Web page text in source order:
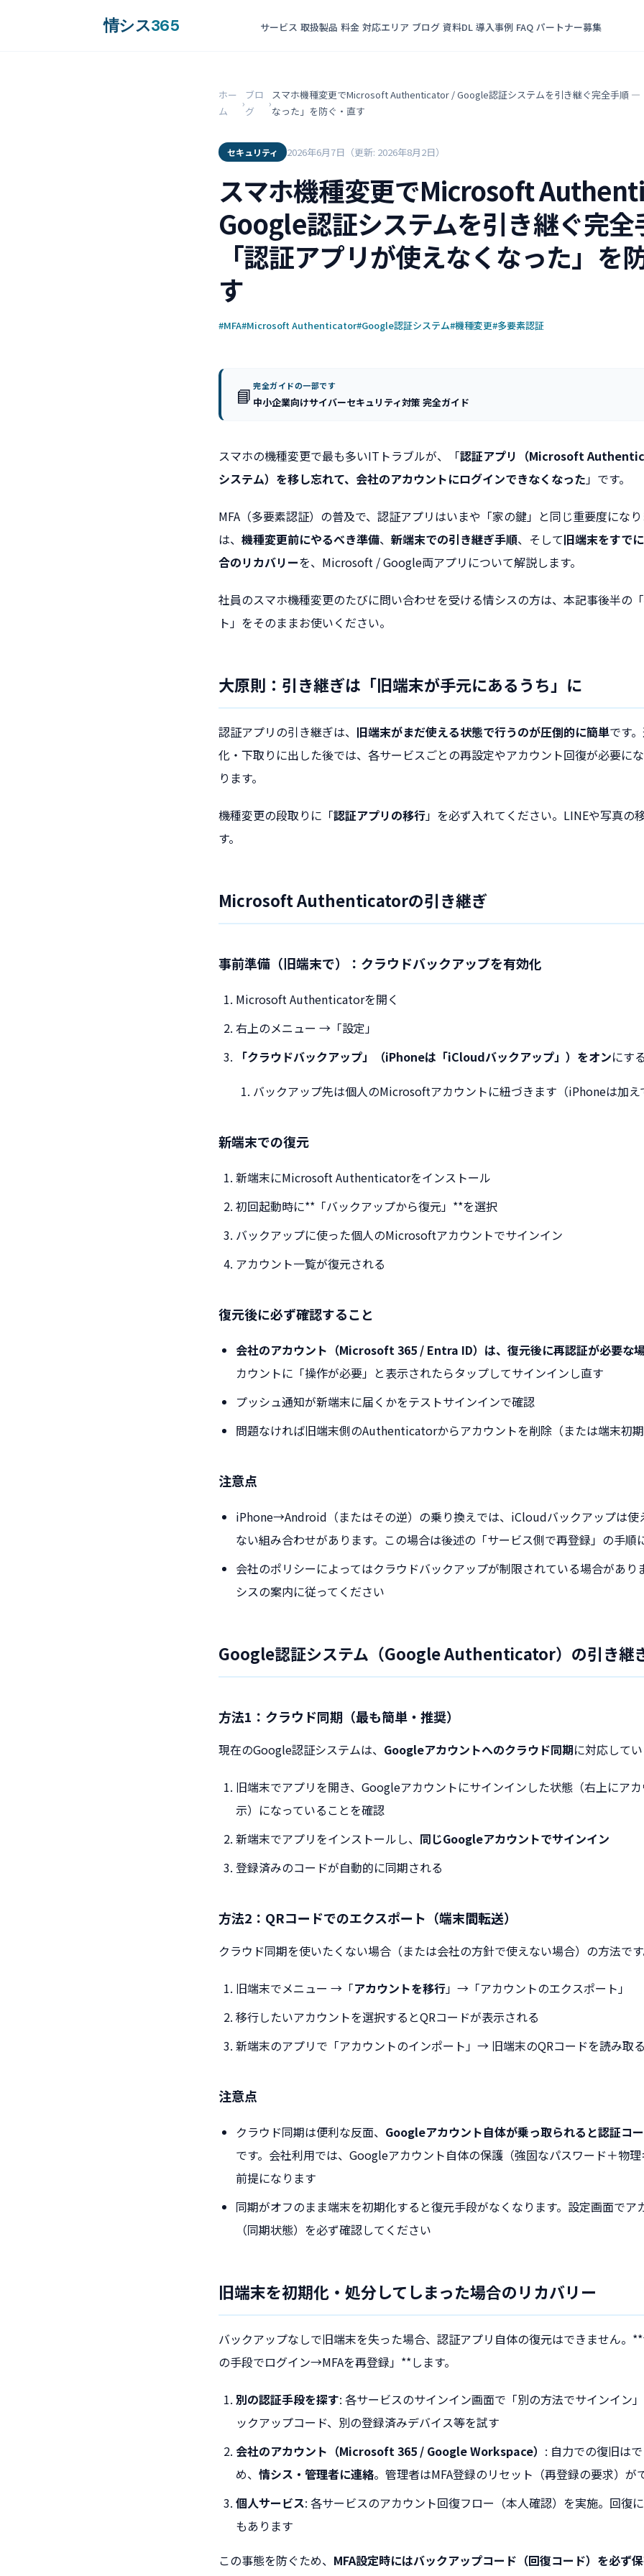
情シス365 サービス 取扱製品 料金 対応エリア ブログ 資料DL 導入事例 FAQ パートナー募集
ホー
ム
›
ブロ
グ
›
スマホ機種変更でMicrosoft Authenticator / Google認証システムを引き継ぐ完全手順 ―
なった」を防ぐ・直す
セキュリティ 2026年6月7日 （更新: 2026年8月2日）
スマホ機種変更でMicrosoft
Google認証システムを引き継ぐ完
「認証アプリが使えなくなった」を
す
#MFA#Microsoft Authenticator#Google認証システム#機種変更#多要素認証
📘 完全ガイドの一部です
中小企業向けサイバーセキュリティ対策 完全ガイド
スマホの機種変更で最も多いITトラブルが、「認証アプリ（Microsoft
システム）を移し忘れて、会社のアカウントにログインできなくなった」です。
MFA（多要素認証）の普及で、認証アプリはいまや「家の鍵」と同じ重要度にな
は、 機種変更前にやるべき準備、 新端末での引き継ぎ手順、そして旧端末をすで
合のリカバリーを、Microsoft / Google両アプリについて解説します。
社員のスマホ機種変更のたびに問い合わせを受ける情シスの方は、本記事後半の
ト」をそのままお使いください。
大原則：引き継ぎは「旧端末が手元にあるうち」に
認証アプリの引き継ぎは、 旧端末がまだ使える状態で行うのが圧倒的に簡単です
化・下取りに出した後では、各サービスごとの再設定やアカウント回復が必要に
ります。
機種変更の段取りに「認証アプリの移行」を必ず入れてください。LINEや写真の
す。
Microsoft Authenticatorの引き継ぎ
事前準備（旧端末で）：クラウドバックアップを有効化
Microsoft Authenticatorを開く
右上のメニュー →「設定」
「クラウドバックアップ」（iPhoneは「iCloudバックアップ」）をオンにする
バックアップ先は個人のMicrosoftアカウントに紐づきます（iPhoneは加え
新端末での復元
新端末にMicrosoft Authenticatorをインストール
初回起動時に**「バックアップから復元」**を選択
バックアップに使った個人のMicrosoftアカウントでサインイン
アカウント一覧が復元される
復元後に必ず確認すること
会社のアカウント（Microsoft 365 / Entra ID）は、復元後に再認証が必要な場
カウントに「操作が必要」と表示されたらタップしてサインインし直す
プッシュ通知が新端末に届くかをテストサインインで確認
問題なければ旧端末側のAuthenticatorからアカウントを削除（または端末初期
注意点
iPhone→Android（またはその逆）の乗り換えでは、iCloudバックアップは使
ない組み合わせがあります。この場合は後述の「サービス側で再登録」の手順
会社のポリシーによってはクラウドバックアップが制限されている場合があり
シスの案内に従ってください
Google認証システム（Google Authenticator）の引き継
方法1：クラウド同期（最も簡単・推奨）
現在のGoogle認証システムは、 Googleアカウントへのクラウド同期に対応してい
旧端末でアプリを開き、Googleアカウントにサインインした状態（右上にア
示）になっていることを確認
新端末でアプリをインストールし、 同じGoogleアカウントでサインイン
登録済みのコードが自動的に同期される
方法2：QRコードでのエクスポート（端末間転送）
クラウド同期を使いたくない場合（または会社の方針で使えない場合）の方法です
旧端末でメニュー →「アカウントを移行」→「アカウントのエクスポート」
移行したいアカウントを選択するとQRコードが表示される
新端末のアプリで「アカウントのインポート」→ 旧端末のQRコードを読み取る
注意点
クラウド同期は便利な反面、 Googleアカウント自体が乗っ取られると認証コ
です。会社利用では、Googleアカウント自体の保護（強固なパスワード＋物
前提になります
同期がオフのまま端末を初期化すると復元手段がなくなります。設定画面でア
（同期状態）を必ず確認してください
旧端末を初期化・処分してしまった場合のリカバリー
バックアップなしで旧端末を失った場合、認証アプリ自体の復元はできません。
の手段でログイン→MFAを再登録」**します。
別の認証手段を探す: 各サービスのサインイン画面で「別の方法でサインイン
ックアップコード、別の登録済みデバイス等を試す
会社のアカウント（Microsoft 365 / Google Workspace） : 自力での復旧は
め、 情シス・管理者に連絡。管理者はMFA登録のリセット（再登録の要求）が
個人サービス: 各サービスのアカウント回復フロー（本人確認）を実施。回復
もあります
この事態を防ぐため、 MFA設定時にはバックアップコード（回復コード）を必ず